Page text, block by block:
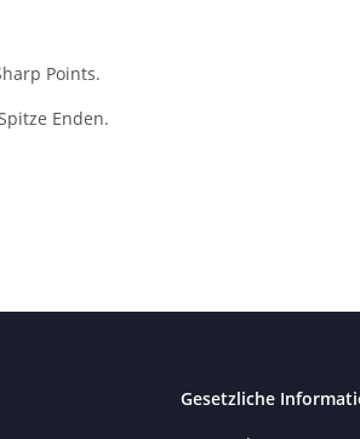
Points.
Enden.
Gesetzliche